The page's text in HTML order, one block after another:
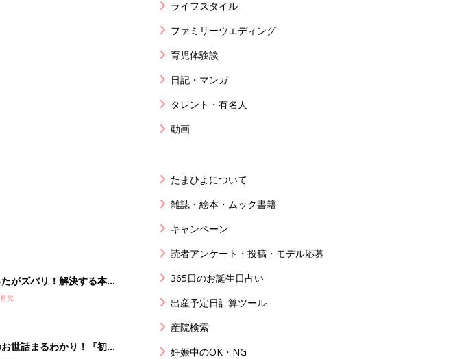
ライフスタイル
ファミリーウエディング
育児体験談
日記・マンガ
タレント・有名人
動画
たまひよについて
雑誌・絵本・ムック書籍
キャンペーン
読者アンケート・投稿・モデル応募
365日のお誕生日占い
出産予定日計算ツール
産院検索
妊娠中のOK・NG